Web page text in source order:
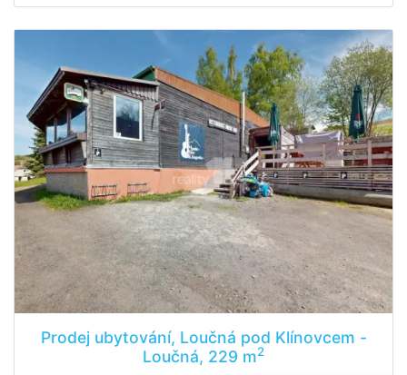
Prodej ubytování, Loučná pod Klínovcem -
Loučná, 229 m2